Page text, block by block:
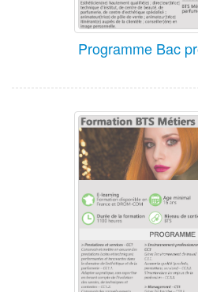
Programme Bac